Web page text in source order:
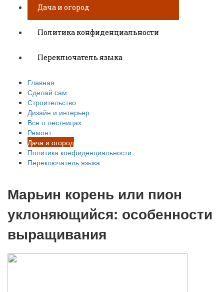
Дача и огород
Политика конфиденциальности
Переключатель языка
Главная
Сделай сам
Строительство
Дизайн и интерьер
Все о лестницах
Ремонт
Дача и огород
Политика конфиденциальности
Переключатель языка
Марьин корень или пион
уклоняющийся: особенности
выращивания